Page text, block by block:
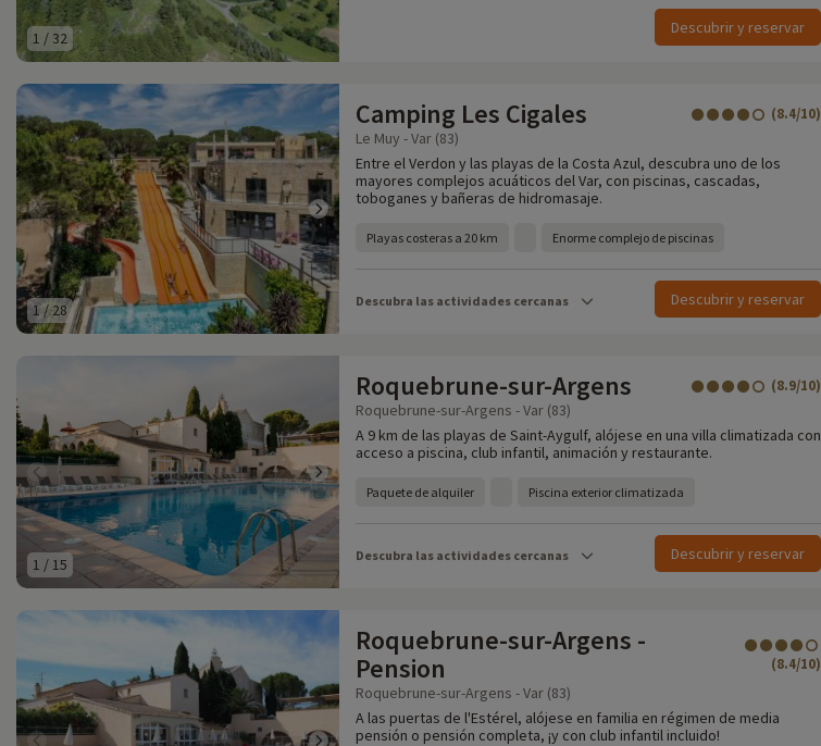
1 /32
Descubrir y reservar
1/28
Camping Les Cigales (8.4/10)
Le Muy - Var (83)
Entre el Verdon y las playas de la Costa Azul, descubra uno de los
mayores complejos acuáticos del Var, con piscinas, cascadas,
toboganes y bañeras de hidromasaje.
Playas costeras a 20 km Enorme complejo de piscinas
Descubra las actividades cercanas Descubrir y reservar
1 / 15
Roquebrune-sur-Argens (8.9/10)
Roquebrune-sur-Argens - Var (83)
A 9 km de las playas de Saint-Aygulf, alójese en una villa climatizada con
acceso a piscina, club infantil, animación y restaurante.
Paquete de alquiler Piscina exterior climatizada
Descubra las actividades cercanas Descubrir y reservar
Roquebrune-sur-Argens -
Pension
(8.4/10)
Roquebrune-sur-Argens - Var (83)
A las puertas de l'Estérel, alójese en familia en régimen de media
pensión o pensión completa, ¡y con club infantil incluido!